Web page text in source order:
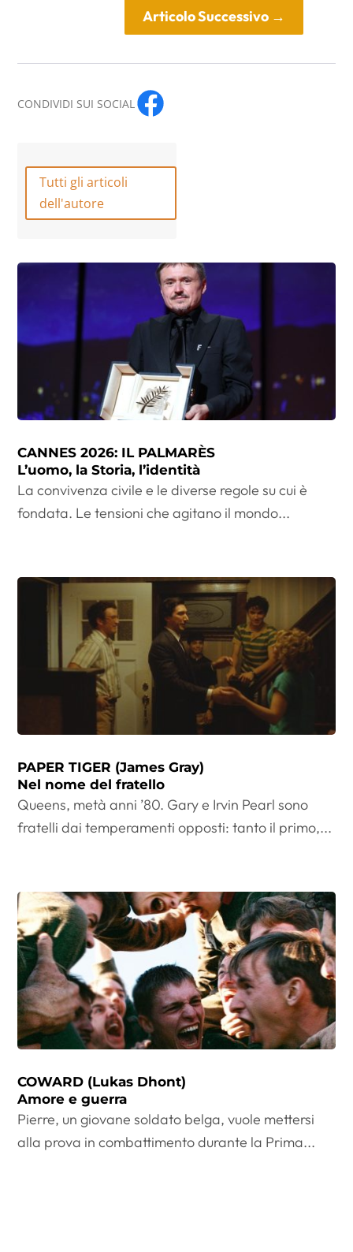
Articolo Successivo→
CONDIVIDI SUI SOCIAL
Tutti gli articoli
dell'autore
CANNES 2026: IL PALMARÈS
L’uomo, la Storia, l’identità
La convivenza civile e le diverse regole su cui è
fondata. Le tensioni che agitano il mondo...
PAPER TIGER (James Gray)
Nel nome del fratello
Queens, metà anni ’80. Gary e Irvin Pearl sono
fratelli dai temperamenti opposti: tanto il primo,...
COWARD (Lukas Dhont)
Amore e guerra
Pierre, un giovane soldato belga, vuole mettersi
alla prova in combattimento durante la Prima...